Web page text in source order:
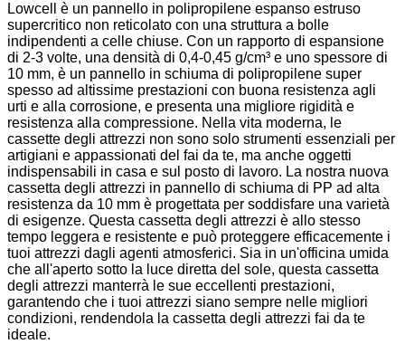
Lowcell è un pannello in polipropilene espanso estruso
supercritico non reticolato con una struttura a bolle
indipendenti a celle chiuse. Con un rapporto di espansione
di 2-3 volte, una densità di 0,4-0,45 g/cm³ e uno spessore di
10 mm, è un pannello in schiuma di polipropilene super
spesso ad altissime prestazioni con buona resistenza agli
urti e alla corrosione, e presenta una migliore rigidità e
resistenza alla compressione. Nella vita moderna, le
cassette degli attrezzi non sono solo strumenti essenziali per
artigiani e appassionati del fai da te, ma anche oggetti
indispensabili in casa e sul posto di lavoro. La nostra nuova
cassetta degli attrezzi in pannello di schiuma di PP ad alta
resistenza da 10 mm è progettata per soddisfare una varietà
di esigenze. Questa cassetta degli attrezzi è allo stesso
tempo leggera e resistente e può proteggere efficacemente i
tuoi attrezzi dagli agenti atmosferici. Sia in un'officina umida
che all'aperto sotto la luce diretta del sole, questa cassetta
degli attrezzi manterrà le sue eccellenti prestazioni,
garantendo che i tuoi attrezzi siano sempre nelle migliori
condizioni, rendendola la cassetta degli attrezzi fai da te
ideale.